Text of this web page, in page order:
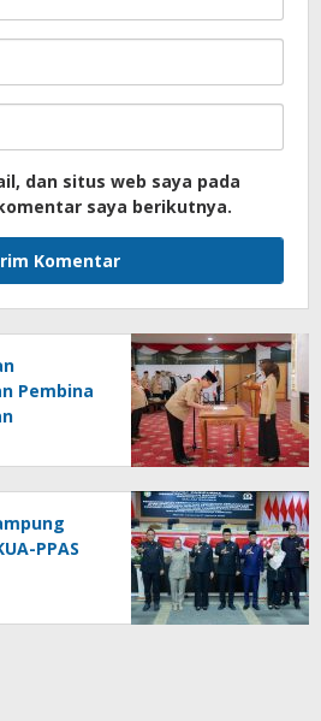
dan situs web saya pada
saya berikutnya.
Pembina
PPAS